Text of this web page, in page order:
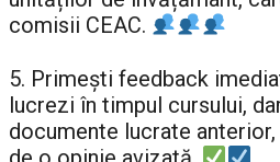
comisii CEAC.
5. Primeşti feedback
lucrezi în timpul cursului,
documente lucrate